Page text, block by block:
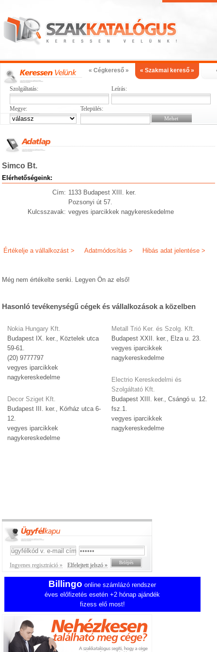
« Cégkereső » « Szakmai kereső »
Szolgáltatás: Leírás:
Megye: Település:
Simco Bt.
Elérhetőségeink:
Cím: 1133 Budapest XIII. ker.
Pozsonyi út 57.
Kulcsszavak: vegyes iparcikkek nagykereskedelme
Hibás adat jelentése >
Adatmódosítás >
Értékelje a vállalkozást >
Még nem értékelte senki. Legyen Ön az első!
Hasonló tevékenységű cégek és vállalkozások a közelben
Nokia Hungary Kft.
Budapest IX. ker., Köztelek utca
59-61.
(20) 9777797
vegyes iparcikkek
nagykereskedelme
Decor Sziget Kft.
Budapest III. ker., Kórház utca 6-
12.
vegyes iparcikkek
nagykereskedelme
Metall Trió Ker. és Szolg. Kft.
Budapest XXII. ker., Elza u. 23.
vegyes iparcikkek
nagykereskedelme
Electrio Kereskedelmi és
Szolgáltató Kft.
Budapest XIII. ker., Csángó u. 12.
fsz.1.
vegyes iparcikkek
nagykereskedelme
Ingyenes regisztráció » Elfelejtett jelszó »
Billingo online számlázó rendszer
éves előfizetés esetén +2 hónap ajándék
fizess elő most!